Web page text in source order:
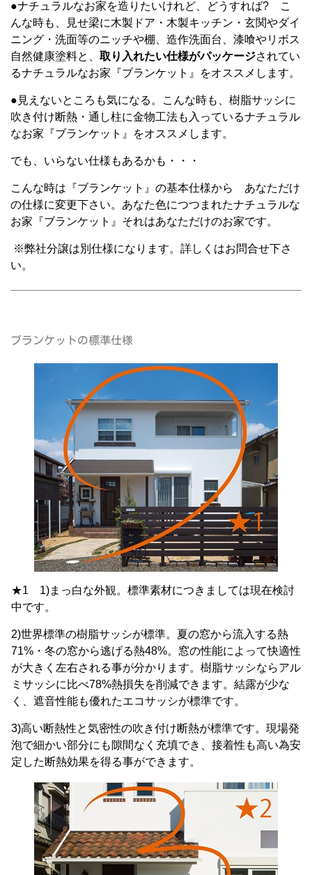
●ナチュラルなお家を造りたいけれど、どうすれば? こ
んな時も、見せ梁に木製ドア・木製キッチン・玄関やダイ
ニング・洗面等のニッチや棚、造作洗面台、漆喰やリボス
自然健康塗料と、 取り入れたい仕様がパッケージされてい
るナチュラルなお家『ブランケット』をオススメします。
●見えないところも気になる。こんな時も、樹脂サッシに
吹き付け断熱・通し柱に金物工法も入っているナチュラル
なお家『ブランケット』をオススメします。
でも、いらない仕様もあるかも・・・
こんな時は『ブランケット』の基本仕様から あなただけ
の仕様に変更下さい。あなた色につつまれたナチュラルな
お家『ブランケット』それはあなただけのお家です。
※弊社分譲は別仕様になります。詳しくはお問合せ下さ
い。
ブランケットの標準仕様
★1 1)まっ白な外観。標準素材につきましては現在検討
中です。
2)世界標準の樹脂サッシが標準。夏の窓から流入する熱
71%・冬の窓から逃げる熱48%。窓の性能によって快適性
が大きく左右される事が分かります。樹脂サッシならアル
ミサッシに比べ78%熱損失を削減できます。結露が少な
く、遮音性能も優れたエコサッシが標準です。
3)高い断熱性と気密性の吹き付け断熱が標準です。現場発
泡で細かい部分にも隙間なく充填でき、接着性も高い為安
定した断熱効果を得る事ができます。